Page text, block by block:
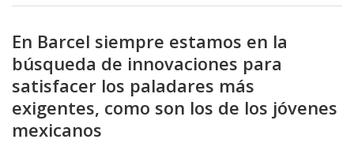
En Barcel siempre estamos en la
búsqueda de innovaciones para
satisfacer los paladares más
exigentes, como son los de los jóvenes
mexicanos